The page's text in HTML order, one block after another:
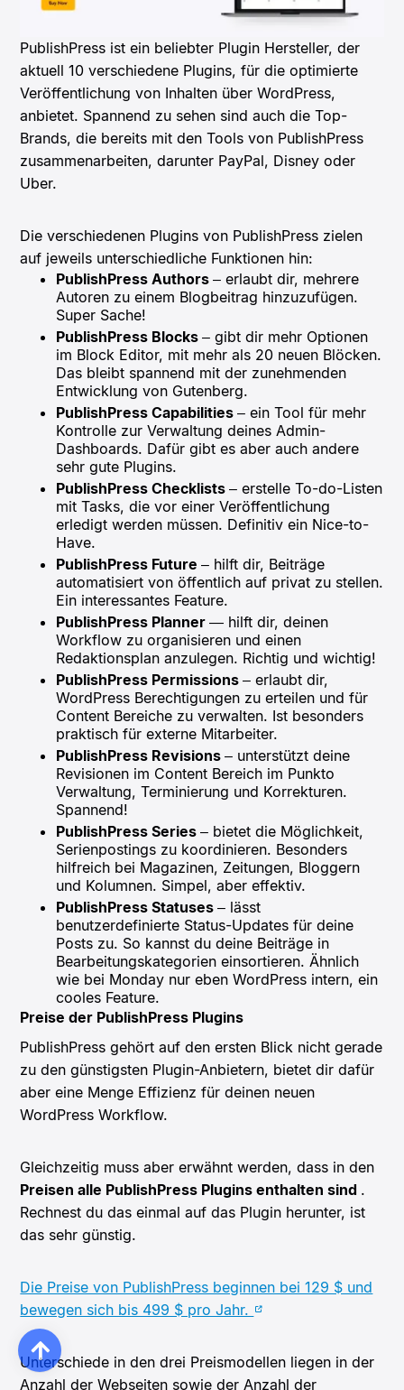
PublishPress ist ein beliebter Plugin Hersteller, der
aktuell 10 verschiedene Plugins, für die optimierte
Veröffentlichung von Inhalten über WordPress,
anbietet. Spannend zu sehen sind auch die Top-
Brands, die bereits mit den Tools von PublishPress
zusammenarbeiten, darunter PayPal, Disney oder
Uber.
Die verschiedenen Plugins von PublishPress zielen
auf jeweils unterschiedliche Funktionen hin:
PublishPress Authors– erlaubt dir, mehrere
Autoren zu einem Blogbeitrag hinzuzufügen.
Super Sache!
PublishPress Blocks– gibt dir mehr Optionen
im Block Editor, mit mehr als 20 neuen Blöcken.
Das bleibt spannend mit der zunehmenden
Entwicklung von Gutenberg.
PublishPress Capabilities– ein Tool für mehr
Kontrolle zur Verwaltung deines Admin-
Dashboards. Dafür gibt es aber auch andere
sehr gute Plugins.
PublishPress Checklists– erstelle To-do-Listen
mit Tasks, die vor einer Veröffentlichung
erledigt werden müssen. Definitiv ein Nice-to-
Have.
PublishPress Future– hilft dir, Beiträge
automatisiert von öffentlich auf privat zu stellen.
Ein interessantes Feature.
PublishPress Planner— hilft dir, deinen
Workflow zu organisieren und einen
Redaktionsplan anzulegen. Richtig und wichtig!
PublishPress Permissions– erlaubt dir,
WordPress Berechtigungen zu erteilen und für
Content Bereiche zu verwalten. Ist besonders
praktisch für externe Mitarbeiter.
PublishPress Revisions– unterstützt deine
Revisionen im Content Bereich im Punkto
Verwaltung, Terminierung und Korrekturen.
Spannend!
PublishPress Series– bietet die Möglichkeit,
Serienpostings zu koordinieren. Besonders
hilfreich bei Magazinen, Zeitungen, Bloggern
und Kolumnen. Simpel, aber effektiv.
PublishPress Statuses– lässt
benutzerdefinierte Status-Updates für deine
Posts zu. So kannst du deine Beiträge in
Bearbeitungskategorien einsortieren. Ähnlich
wie bei Monday nur eben WordPress intern, ein
cooles Feature.
Preise der PublishPress Plugins
PublishPress gehört auf den ersten Blick nicht gerade
zu den günstigsten Plugin-Anbietern, bietet dir dafür
aber eine Menge Effizienz für deinen neuen
WordPress Workflow.
Gleichzeitig muss aber erwähnt werden, dass in den
Preisen alle PublishPress Plugins enthalten sind .
Rechnest du das einmal auf das Plugin herunter, ist
das sehr günstig.
Die Preise von PublishPress beginnen bei 129 $ und
bewegen sich bis 499 $ pro Jahr.
Unterschiede in den drei Preismodellen liegen in der
Anzahl der Webseiten sowie der Anzahl der